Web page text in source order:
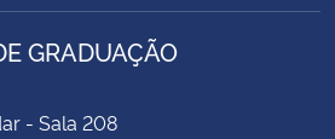
GRADUAÇÃO
- Sala 208